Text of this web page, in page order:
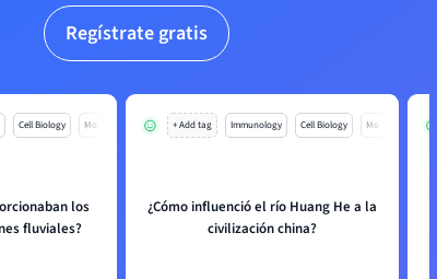
Regístrate gratis
Cell Biology Mo
los
fluviales?
+ Add tag Immunology Cell Biology Mo
¿Cómo influenció el río Huang He a la
civilización china?